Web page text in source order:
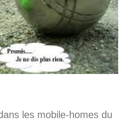
les mobile-homes du